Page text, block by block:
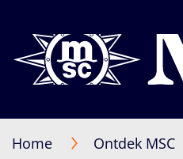
Home Ontdek MSC